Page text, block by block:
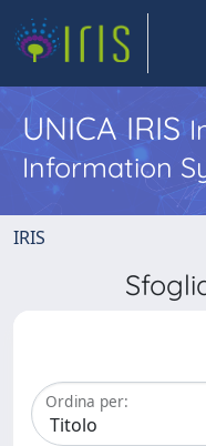
UNICA IRIS
Information
IRIS
Ordina per: